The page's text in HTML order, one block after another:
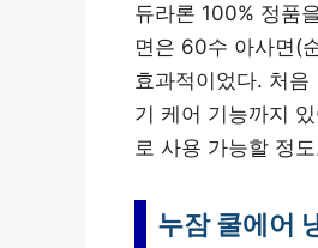
듀라론 100% 정품
면은 60수 아사면(
효과적이었다. 처
기 케어 기능까지
로 사용 가능할 정
누잠 쿨에어